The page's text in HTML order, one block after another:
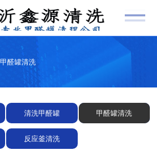
甲醛罐清洗
清洗甲醛罐 甲醛罐清洗
反应釜清洗